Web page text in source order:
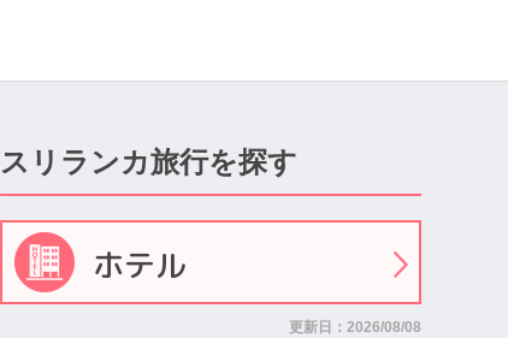
スリランカ旅行を探す
ホテル
更新日：2026/08/08